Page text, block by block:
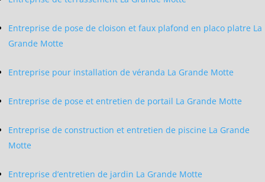
Entreprise de pose de cloison et faux plafond en placo platre La
Grande Motte
Entreprise pour installation de véranda La Grande Motte
Entreprise de pose et entretien de portail La Grande Motte
Entreprise de construction et entretien de piscine La Grande
Motte
Entreprise d’entretien de jardin La Grande Motte